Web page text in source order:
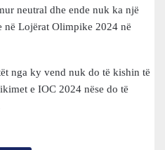
neutral dhe ende nuk ka një
në Lojërat Olimpike 2024 në
nga ky vend nuk do të kishin të
e IOC 2024 nëse do të